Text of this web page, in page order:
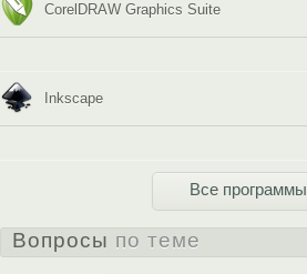
CorelDRAW Graphics Suite
Inkscape
Все программы
Вопросы по теме